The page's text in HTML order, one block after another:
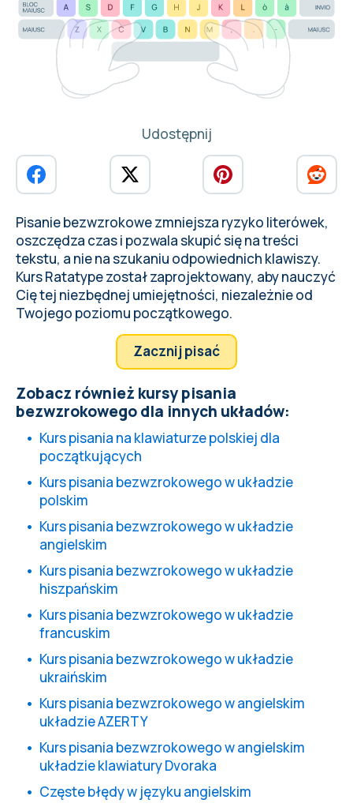
Udostępnij
Pisanie bezwzrokowe zmniejsza ryzyko literówek,
oszczędza czas i pozwala skupić się na treści
tekstu, a nie na szukaniu odpowiednich klawiszy.
Kurs Ratatype został zaprojektowany, aby nauczyć
Cię tej niezbędnej umiejętności, niezależnie od
Twojego poziomu początkowego.
Zacznij pisać
Zobacz również kursy pisania
bezwzrokowego dla innych układów:
Kurs pisania na klawiaturze polskiej dla
początkujących
Kurs pisania bezwzrokowego w układzie
polskim
Kurs pisania bezwzrokowego w układzie
angielskim
Kurs pisania bezwzrokowego w układzie
hiszpańskim
Kurs pisania bezwzrokowego w układzie
francuskim
Kurs pisania bezwzrokowego w układzie
ukraińskim
Kurs pisania bezwzrokowego w angielskim
układzie AZERTY
Kurs pisania bezwzrokowego w angielskim
układzie klawiatury Dvoraka
Częste błędy w języku angielskim